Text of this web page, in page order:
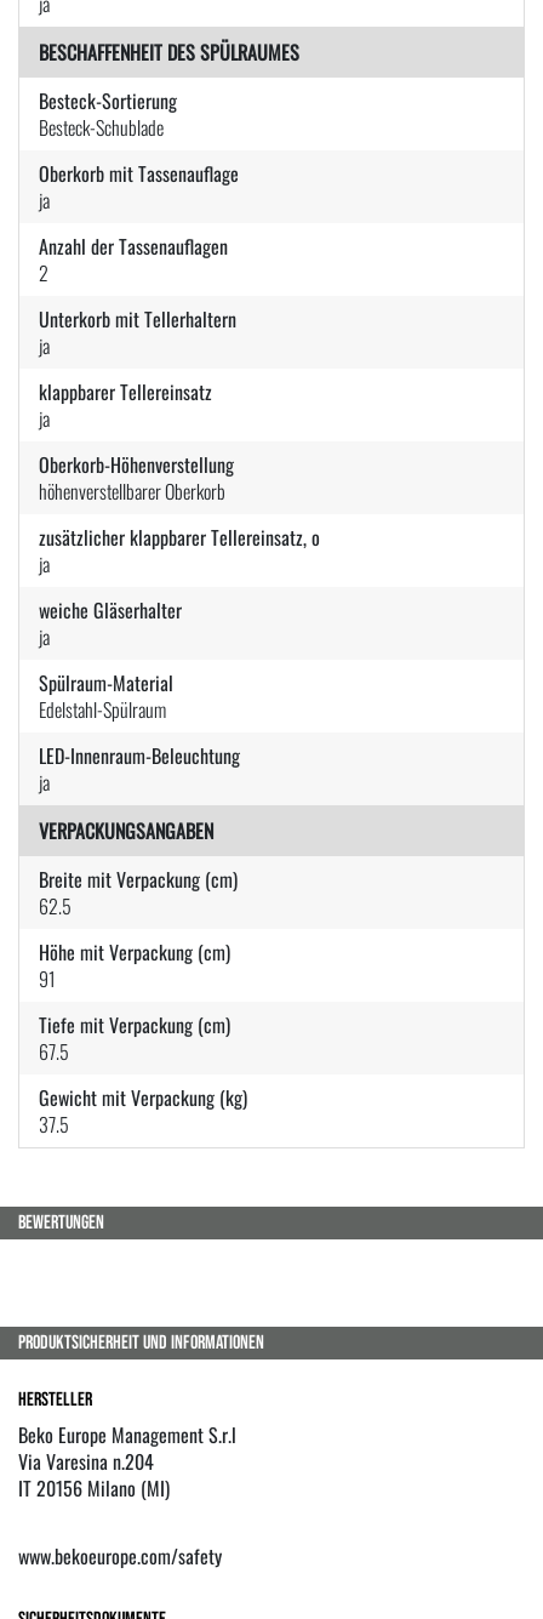
BESCHAFFENHEIT DES SPÜLRAUMES
Besteck-Sortierung
Besteck-Schublade
Oberkorb mit Tassenauflage
ja
Anzahl der Tassenauflagen
2
Unterkorb mit Tellerhaltern
ja
klappbarer Tellereinsatz
ja
Oberkorb-Höhenverstellung
höhenverstellbarer Oberkorb
zusätzlicher klappbarer Tellereinsatz, o
ja
weiche Gläserhalter
ja
Spülraum-Material
Edelstahl-Spülraum
LED-Innenraum-Beleuchtung
ja
VERPACKUNGSANGABEN
Breite mit Verpackung (cm)
62.5
Höhe mit Verpackung (cm)
91
Tiefe mit Verpackung (cm)
67.5
Gewicht mit Verpackung (kg)
37.5
BEWERTUNGEN
PRODUKTSICHERHEIT UND INFORMATIONEN
Hersteller
Beko Europe Management S.r.l
Via Varesina n.204
IT 20156 Milano (MI)
www.bekoeurope.com/safety